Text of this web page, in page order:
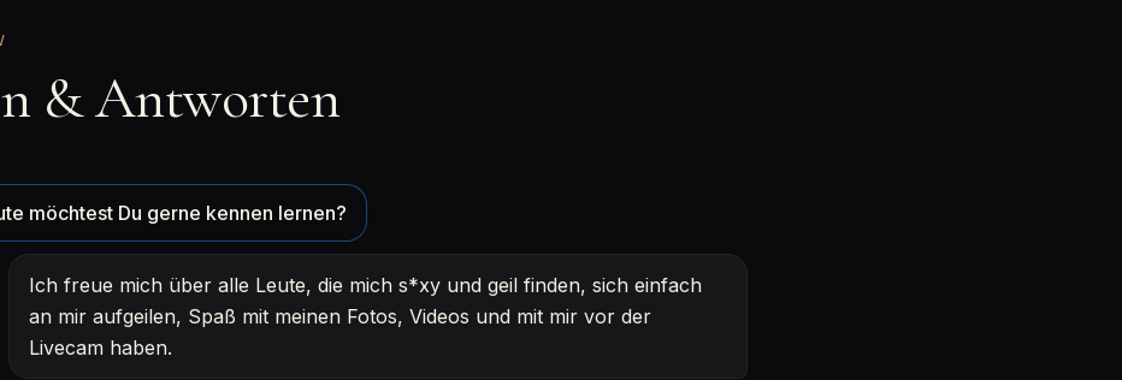
& Antworten
möchtest Du gerne kennen lernen?
Ich freue mich über alle Leute, die mich s*xy und geil finden, sich einfach
an mir aufgeilen, Spaß mit meinen Fotos, Videos und mit mir vor der
Livecam haben.